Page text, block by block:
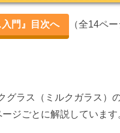
スをシーン別に紹介！
主要ブランド6選
【ミルクグラス主要ブランド
入門』目次へ （全14ペー
グラス（ミルクガラス）
ジごとに解説しています